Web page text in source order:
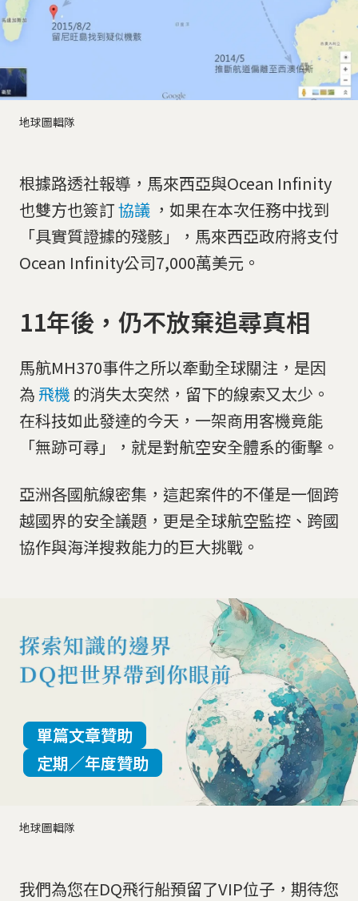
地球圖輯隊
根據路透社報導，馬來西亞與Ocean Infinity
也雙方也簽訂協議 ，如果在本次任務中找到
「具實質證據的殘骸」，馬來西亞政府將支付
Ocean Infinity公司7,000萬美元。
11年後，仍不放棄追尋真相
馬航MH370事件之所以牽動全球關注，是因
為 飛機 的消失太突然，留下的線索又太少。
在科技如此發達的今天，一架商用客機竟能
「無跡可尋」，就是對航空安全體系的衝擊。
亞洲各國航線密集，這起案件的不僅是一個跨
越國界的安全議題，更是全球航空監控、跨國
協作與海洋搜救能力的巨大挑戰。
地球圖輯隊
單篇文章贊助
定期／年度贊助
我們為您在DQ飛行船預留了VIP位子，期待您